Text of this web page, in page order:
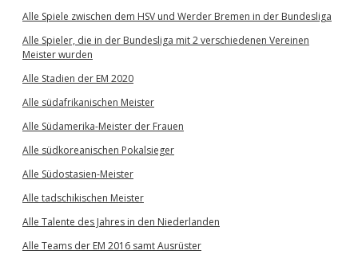
Alle Spiele zwischen dem HSV und Werder Bremen in der Bundesliga
Alle Spieler, die in der Bundesliga mit 2 verschiedenen Vereinen
Meister wurden
Alle Stadien der EM 2020
Alle südafrikanischen Meister
Alle Südamerika-Meister der Frauen
Alle südkoreanischen Pokalsieger
Alle Südostasien-Meister
Alle tadschikischen Meister
Alle Talente des Jahres in den Niederlanden
Alle Teams der EM 2016 samt Ausrüster